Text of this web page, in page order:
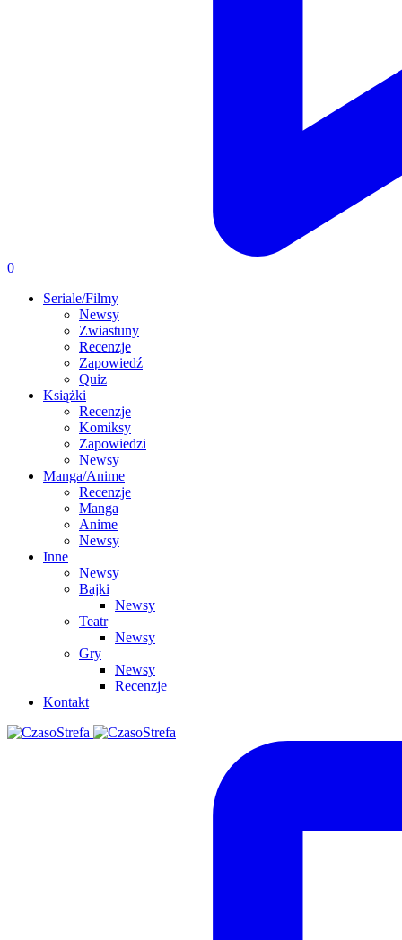
0
Seriale/Filmy
Newsy
Zwiastuny
Recenzje
Zapowiedź
Quiz
Książki
Recenzje
Komiksy
Zapowiedzi
Newsy
Manga/Anime
Recenzje
Manga
Anime
Newsy
Inne
Newsy
Bajki
Newsy
Teatr
Newsy
Gry
Newsy
Recenzje
Kontakt